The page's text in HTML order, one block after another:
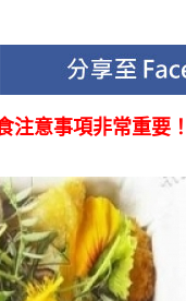
注意事項非常重要！